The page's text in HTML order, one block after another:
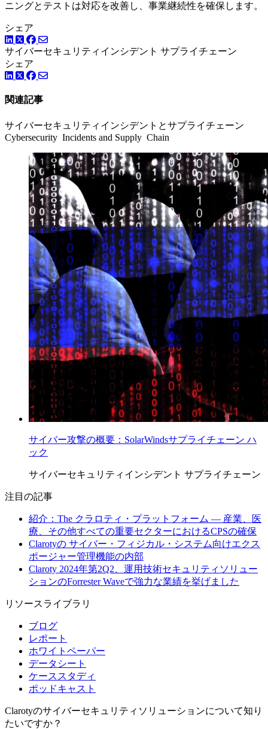
ニングとテストは対応を改善し、事業継続性を確保します。
シェア
LinkedIn
ツイッター
Facebook
サイバーセキュリティインシデント サプライチェーン
シェア
LinkedIn
ツイッター
Facebook
関連記事
サイバーセキュリティインシデントとサプライチェーン
Cybersecurity Incidents and Supply Chain
サイバー攻撃の概要：SolarWindsサプライチェーン ハ
ック
サイバーセキュリティインシデント サプライチェーン
注目の記事
紹介：The クラロティ・プラットフォーム — 産業、医
療、その他すべての重要セクターにおけるCPSの確保
Clarotyの サイバー・フィジカル・システム向けエクス
ポージャー管理機能の内部
Claroty 2024年第2Q2、運用技術セキュリティソリュー
ションのForrester Waveで強力な業績を挙げました
リソースライブラリ
ブログ
レポート
ホワイトペーパー
データシート
ケーススタディ
ポッドキャスト
Clarotyのサイバーセキュリティソリューションについて知り
たいですか？